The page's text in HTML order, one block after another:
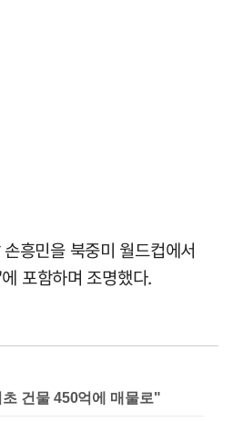
흥민을 북중미 월드컵에서
포함하며 조명했다.
건물 450억에 매물로"